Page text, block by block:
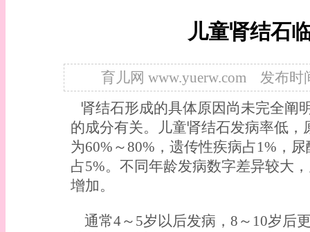
儿童肾结石
育儿网 www.yuerw.com
发布时
肾结石形成的具体原因尚未完全阐
的成分有关。儿童肾结石发病率低
为60%～80%，遗传性疾病占1%，
占5%。不同年龄发病数字差异较大
增加。
通常4～5岁以后发病，8～10岁后